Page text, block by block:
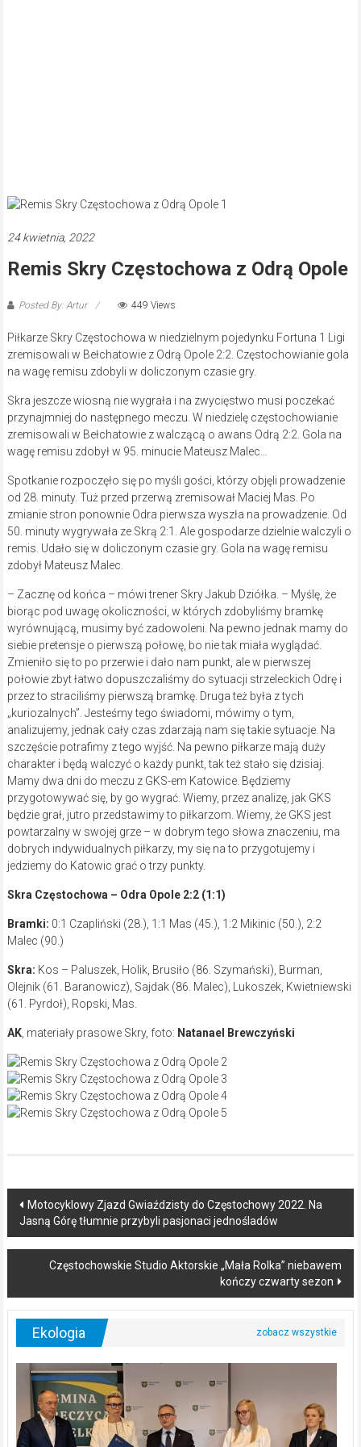
24 kwietnia, 2022
Remis Skry Częstochowa z Odrą Opole
Posted By: Artur 449 Views
Piłkarze Skry Częstochowa w niedzielnym pojedynku Fortuna 1 Ligi
zremisowali w Bełchatowie z Odrą Opole 2:2. Częstochowianie gola
na wagę remisu zdobyli w doliczonym czasie gry.
Skra jeszcze wiosną nie wygrała i na zwycięstwo musi poczekać
przynajmniej do następnego meczu. W niedzielę częstochowianie
zremisowali w Bełchatowie z walczącą o awans Odrą 2:2. Gola na
wagę remisu zdobył w 95. minucie Mateusz Malec…
Spotkanie rozpoczęło się po myśli gości, którzy objęli prowadzenie
od 28. minuty. Tuż przed przerwą zremisował Maciej Mas. Po
zmianie stron ponownie Odra pierwsza wyszła na prowadzenie. Od
50. minuty wygrywała ze Skrą 2:1. Ale gospodarze dzielnie walczyli o
remis. Udało się w doliczonym czasie gry. Gola na wagę remisu
zdobył Mateusz Malec.
– Zacznę od końca – mówi trener Skry Jakub Dziółka. – Myślę, że
biorąc pod uwagę okoliczności, w których zdobyliśmy bramkę
wyrównującą, musimy być zadowoleni. Na pewno jednak mamy do
siebie pretensje o pierwszą połowę, bo nie tak miała wyglądać.
Zmieniło się to po przerwie i dało nam punkt, ale w pierwszej
połowie zbyt łatwo dopuszczaliśmy do sytuacji strzeleckich Odrę i
przez to straciliśmy pierwszą bramkę. Druga też była z tych
„kuriozalnych”. Jesteśmy tego świadomi, mówimy o tym,
analizujemy, jednak cały czas zdarzają nam się takie sytuacje. Na
szczęście potrafimy z tego wyjść. Na pewno piłkarze mają duży
charakter i będą walczyć o każdy punkt, tak też stało się dzisiaj.
Mamy dwa dni do meczu z GKS-em Katowice. Będziemy
przygotowywać się, by go wygrać. Wiemy, przez analizę, jak GKS
będzie grał, jutro przedstawimy to piłkarzom. Wiemy, że GKS jest
powtarzalny w swojej grze – w dobrym tego słowa znaczeniu, ma
dobrych indywidualnych piłkarzy, my się na to przygotujemy i
jedziemy do Katowic grać o trzy punkty.
Skra Częstochowa – Odra Opole 2:2 (1:1)
Bramki: 0:1 Czapliński (28.), 1:1 Mas (45.), 1:2 Mikinic (50.), 2:2
Malec (90.)
Skra: Kos – Paluszek, Holik, Brusiło (86. Szymański), Burman,
Olejnik (61. Baranowicz), Sajdak (86. Malec), Lukoszek, Kwietniewski
(61. Pyrdoł), Ropski, Mas.
AK, materiały prasowe Skry, foto: Natanael Brewczyński
Post
navigation
Motocyklowy Zjazd Gwiaździsty do Częstochowy 2022. Na
Jasną Górę tłumnie przybyli pasjonaci jednośladów
Częstochowskie Studio Aktorskie „Mała Rolka” niebawem
kończy czwarty sezon
Ekologia